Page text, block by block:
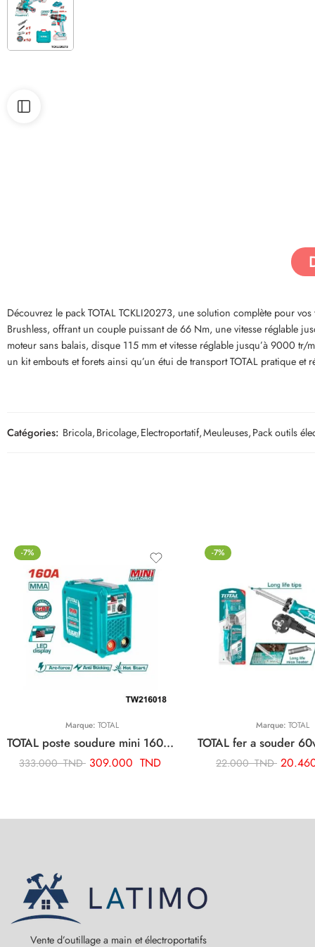
Découvrez le pack TOTAL TCKLI20273, une solution complète pour
Brushless, offrant un couple puissant de 66 Nm, une vitesse réglable
moteur sans balais, disque 115 mm et vitesse réglable jusqu’à 9000
un kit embouts et forets ainsi qu’un étui de transport TOTAL pratique
Catégories: Bricola,Bricolage,Electroportatif,Meuleuses,Pack outils
-7%
Marque: TOTAL
TOTAL poste soudure mini 160a TW216018
333.000TND 309.000 TND
-7%
Marque: TOTAL
22.000TND
Vente d’outillage a main et électroportatifs